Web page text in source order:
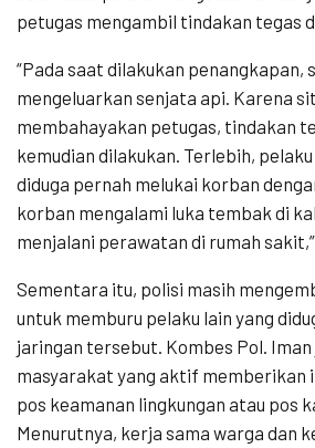
petugas mengambil tindakan tegas
“Pada saat dilakukan penangkapan,
mengeluarkan senjata api. Karena
membahayakan petugas, tindakan
kemudian dilakukan. Terlebih,
diduga pernah melukai korban
korban mengalami luka tembak di
menjalani perawatan di rumah sakit,”
Sementara itu, polisi masih
untuk memburu pelaku lain yang
jaringan tersebut. Kombes Pol.
masyarakat yang aktif memberikan
pos keamanan lingkungan atau pos
Menurutnya, kerja sama warga dan